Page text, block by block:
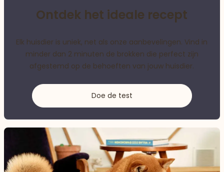
Ontdek het ideale recept
Elk huisdier is uniek, net als onze aanbevelingen. Vind in
minder dan 2 minuten de brokken die perfect zijn
afgestemd op de behoeften van jouw huisdier.
Doe de test